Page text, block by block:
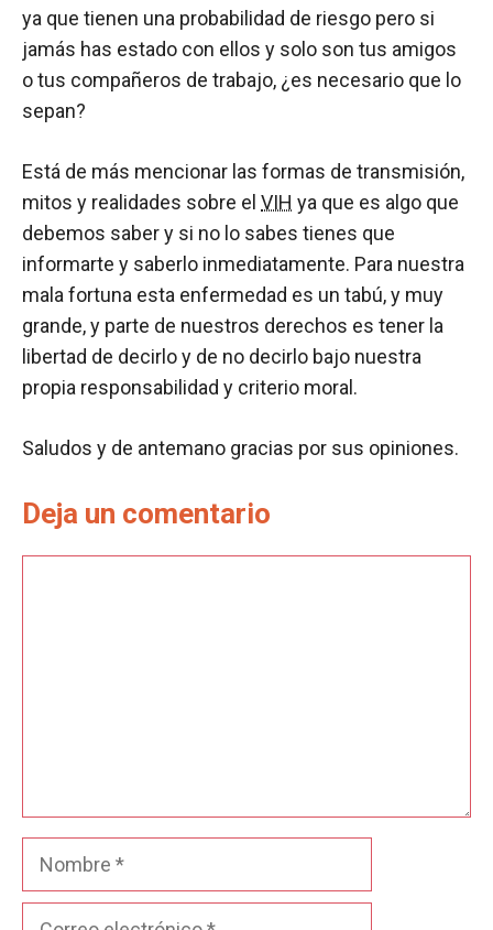
ya que tienen una probabilidad de riesgo pero si
jamás has estado con ellos y solo son tus amigos
o tus compañeros de trabajo, ¿es necesario que lo
sepan?
Está de más mencionar las formas de transmisión,
mitos y realidades sobre el VIH ya que es algo que
debemos saber y si no lo sabes tienes que
informarte y saberlo inmediatamente. Para nuestra
mala fortuna esta enfermedad es un tabú, y muy
grande, y parte de nuestros derechos es tener la
libertad de decirlo y de no decirlo bajo nuestra
propia responsabilidad y criterio moral.
Saludos y de antemano gracias por sus opiniones.
Deja un comentario
Nombre